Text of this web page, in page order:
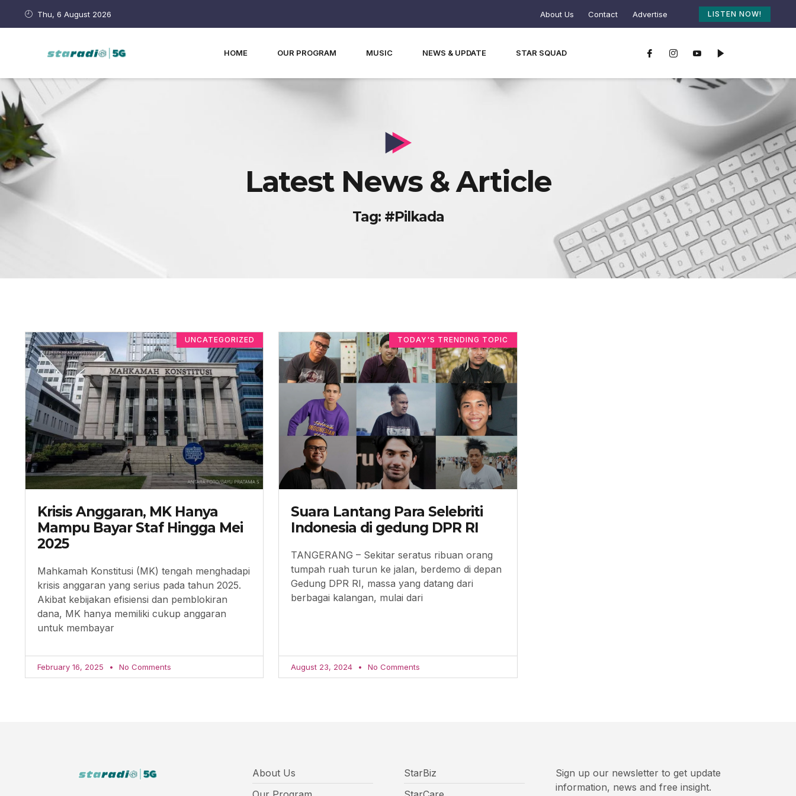
Thu, 6 August 2026 About Us Contact Advertise LISTEN NOW!
HOME OUR PROGRAM MUSIC NEWS & UPDATE STAR SQUAD
Latest News & Article
Tag: #pilkada
UNCATEGORIZED
Krisis Anggaran, MK Hanya
Mampu Bayar Staf Hingga Mei
2025
Mahkamah Konstitusi (MK) tengah menghadapi
krisis anggaran yang serius pada tahun 2025.
Akibat kebijakan efisiensi dan pemblokiran
dana, MK hanya memiliki cukup anggaran
untuk membayar
February 16, 2025 No Comments
TODAY'S TRENDING TOPIC
Suara Lantang Para Selebriti
Indonesia di gedung DPR RI
TANGERANG – Sekitar seratus ribuan orang
tumpah ruah turun ke jalan, berdemo di depan
Gedung DPR RI, massa yang datang dari
berbagai kalangan, mulai dari
August 23, 2024 No Comments
About Us
StarBiz
Sign up our newsletter to get update
information, news and free insight.